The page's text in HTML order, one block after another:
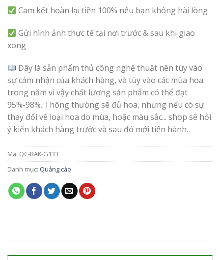
Cam kết hoàn lại tiền 100% nếu bạn không hài lòng
Gửi hình ảnh thực tế tại nơi trước & sau khi giao
xong
Đây là sản phẩm thủ công nghệ thuật nên tùy vào
sự cảm nhận của khách hàng, và tùy vào các mùa hoa
trong năm vì vậy chất lượng sản phẩm có thể đạt
95%-98%. Thông thường sẽ đủ hoa, nhưng nếu có sự
thay đổi về loại hoa do mùa, hoặc màu sắc... shop sẽ hỏi
ý kiến khách hàng trước và sau đó mới tiến hành.
Mã: QC-RAK-G133
Danh mục: Quảng cáo